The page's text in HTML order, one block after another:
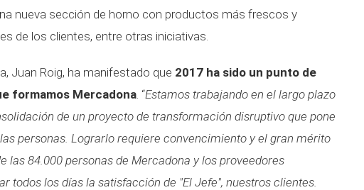
nueva sección de horno con productos más frescos y
de los clientes, entre otras iniciativas.
Juan Roig, ha manifestado que 2017 ha sido un punto de
formamos Mercadona. “Estamos trabajando en el largo plazo
de un proyecto de transformación disruptivo que pone
personas. Lograrlo requiere convencimiento y el gran mérito
las 84.000 personas de Mercadona y los proveedores
todos los días la satisfacción de "El Jefe", nuestros clientes.